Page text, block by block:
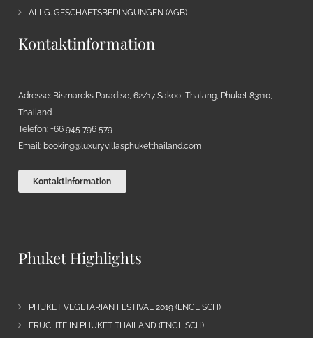
ALLG. GESCHÄFTSBEDINGUNGEN (AGB)
Kontaktinformation
Adresse: Bismarcks Paradise, 62/17 Sakoo, Thalang, Phuket 83110,
Thailand
Telefon: +66 945 796 579
Email: booking@luxuryvillasphuketthailand.com
Kontaktinformation
Phuket Highlights
PHUKET VEGETARIAN FESTIVAL 2019 (ENGLISCH)
FRÜCHTE IN PHUKET THAILAND (ENGLISCH)